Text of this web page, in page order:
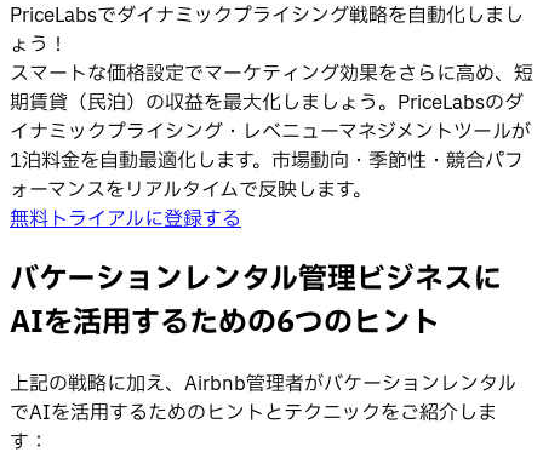
PriceLabsでダイナミックプライシング戦略を自動化しまし
ょう！
スマートな価格設定でマーケティング効果をさらに高め、短
期賃貸（民泊）の収益を最大化しましょう。PriceLabsのダ
イナミックプライシング・レベニューマネジメントツールが
1泊料金を自動最適化します。市場動向・季節性・競合パフ
ォーマンスをリアルタイムで反映します。
無料トライアルに登録する
バケーションレンタル管理ビジネスに
AIを活用するための6つのヒント
上記の戦略に加え、Airbnb管理者がバケーションレンタル
でAIを活用するためのヒントとテクニックをご紹介しま
す：